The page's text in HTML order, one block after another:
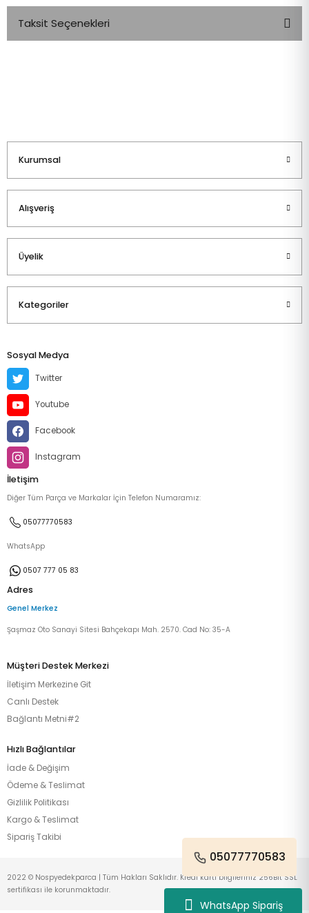
WhatsApp Sipariş
Taksit Seçenekleri
Kurumsal
Alışveriş
Üyelik
Kategoriler
Sosyal Medya
Twitter
Youtube
Facebook
Instagram
İletişim
Diğer Tüm Parça ve Markalar İçin Telefon Numaramız:
05077770583
WhatsApp
0507 777 05 83
Adres
Genel Merkez
Şaşmaz Oto Sanayi Sitesi Bahçekapı Mah. 2570. Cad No: 35-A
Müşteri Destek Merkezi
İletişim Merkezine Git
Canlı Destek
Bağlantı Metni#2
Hızlı Bağlantılar
İade & Değişim
Ödeme & Teslimat
Gizlilik Politikası
Kargo & Teslimat
Sipariş Takibi
05077770583
2022 © Nospyedekparca | Tüm Hakları Saklıdır. Kredi kartı bilgileriniz 256Bit SSL
sertifikası ile korunmaktadır.